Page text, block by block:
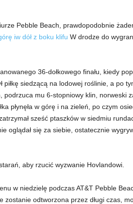
Pebble Beach, prawdopodobnie
iw dół z boku klifu W drodze do
36-dołkowego finału, kiedy
piłkę siedzącą na lodowej roślinie, a po
mu 6-stopniowy klin, norweski
płynęła w górę i na zieleń, po czym
sześć ptaszków w siedmiu
oglądał się za siebie, ostatecznie
aby rzucić wyzwanie Hovlandowi.
w niedzielę podczas AT&T Pebble
zostanie odtworzona przez długi czas,